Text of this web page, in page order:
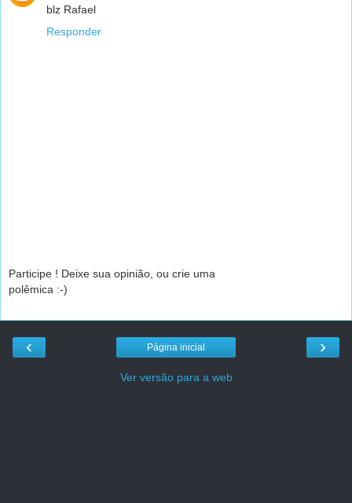
blz Rafael
Responder
Participe ! Deixe sua opinião, ou crie uma
polêmica :-)
‹ ›
Página inicial
Ver versão para a web